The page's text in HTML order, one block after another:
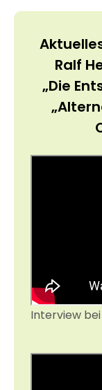
Ralf
„Die
Interview bei